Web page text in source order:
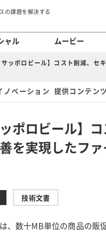
の課題を解決する
ャル ムービー
サッポロビール】コスト削減、セ
ノベーション 提供コンテンツ
ッポロビール】
を実現したフ
技術文書
、数十MB単位の商品の